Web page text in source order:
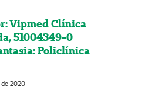
Vipmed Clínica
51004349-0
Policlínica
2020